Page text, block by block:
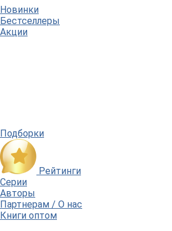
Новинки
Бестселлеры
Акции
Подборки
Рейтинги
Серии
Авторы
Партнерам / О нас
Книги оптом